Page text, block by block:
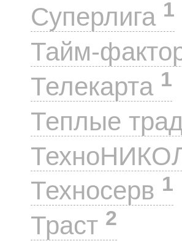
Суперлига 1
Тайм-
Телекарта 1
Теплые
Техносерв 1
Траст 2